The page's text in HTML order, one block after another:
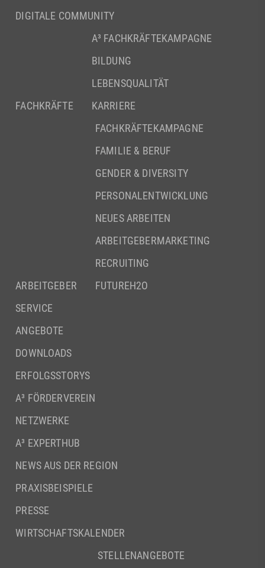
DIGITALE COMMUNITY
FACHKRÄFTE
A³ FACHKRÄFTEKAMPAGNE
BILDUNG
LEBENSQUALITÄT
KARRIERE
ARBEITGEBER
FACHKRÄFTEKAMPAGNE
FAMILIE & BERUF
GENDER & DIVERSITY
PERSONALENTWICKLUNG
NEUES ARBEITEN
ARBEITGEBERMARKETING
RECRUITING
FUTUREH2O
SERVICE
ANGEBOTE
DOWNLOADS
ERFOLGSSTORYS
A³ FÖRDERVEREIN
NETZWERKE
A³ EXPERTHUB
NEWS AUS DER REGION
PRAXISBEISPIELE
PRESSE
WIRTSCHAFTSKALENDER
STELLENANGEBOTE